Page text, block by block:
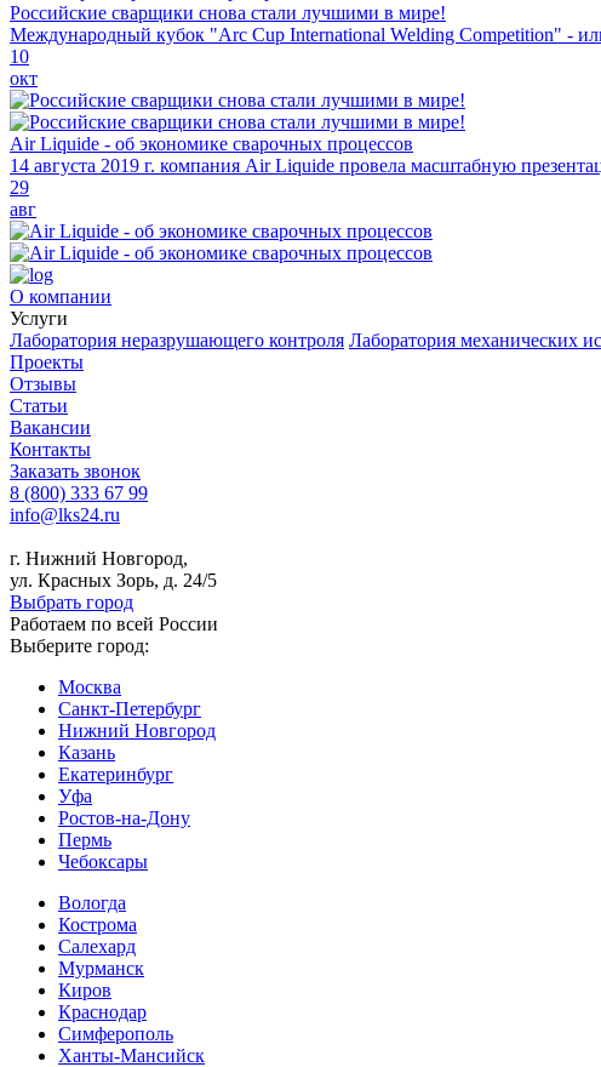
Российские сварщики снова стали лучшими в мире!
Международный кубок "Arc Cup International Welding Competition" -
10
окт
Air Liquide - об экономике сварочных процессов
14 августа 2019 г. компания Air Liquide провела масштабную
29
авг
О компании
Услуги
Лаборатория неразрушающего контроля Лаборатория механических
Проекты
Отзывы
Статьи
Вакансии
Контакты
Заказать звонок
8 (800) 333 67 99
info@lks24.ru
г. Нижний Новгород,
ул. Красных Зорь, д. 24/5
Выбрать город
Работаем по всей России
Выберите город:
Москва
Санкт-Петербург
Нижний Новгород
Казань
Екатеринбург
Уфа
Ростов-на-Дону
Пермь
Чебоксары
Вологда
Кострома
Салехард
Мурманск
Киров
Краснодар
Симферополь
Ханты-Мансийск